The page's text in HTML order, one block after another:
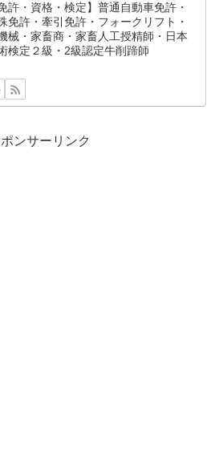
許・資格・検定】普通自動車免許・
免許・牽引免許・フォークリフト・
械・家畜商・家畜人工授精師・日本
検定２級・2級認定牛削蹄師
ンサーリンク